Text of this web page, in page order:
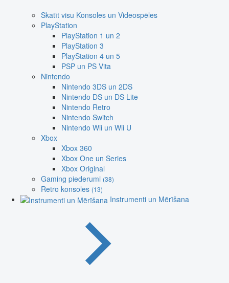
Skatīt visu Konsoles un Videospēles
PlayStation
PlayStation 1 un 2
PlayStation 3
PlayStation 4 un 5
PSP un PS Vita
Nintendo
Nintendo 3DS un 2DS
Nintendo DS un DS Lite
Nintendo Retro
Nintendo Switch
Nintendo Wii un Wii U
Xbox
Xbox 360
Xbox One un Series
Xbox Original
Gaming piederumi (38)
Retro konsoles (13)
Instrumenti un Mērīšana